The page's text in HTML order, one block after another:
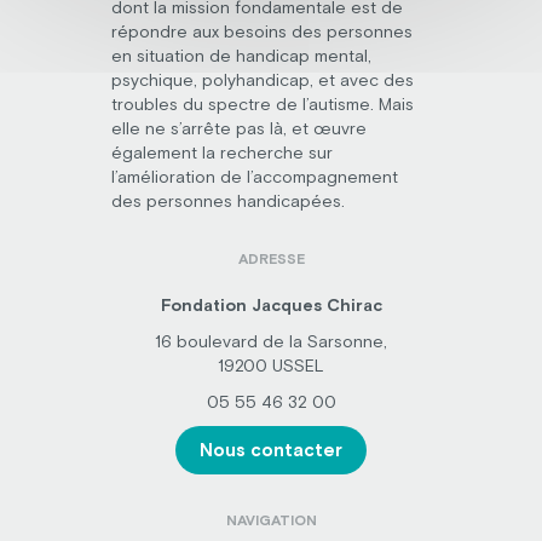
dont la mission fondamentale est de
répondre aux besoins des personnes
en situation de handicap mental,
psychique, polyhandicap, et avec des
troubles du spectre de l’autisme. Mais
elle ne s’arrête pas là, et œuvre
également la recherche sur
l’amélioration de l’accompagnement
des personnes handicapées.
ADRESSE
Fondation Jacques Chirac
16 boulevard de la Sarsonne,
19200 USSEL
05 55 46 32 00
Nous contacter
NAVIGATION